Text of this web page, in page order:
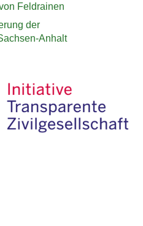
Feldrainen
der
Anhalt